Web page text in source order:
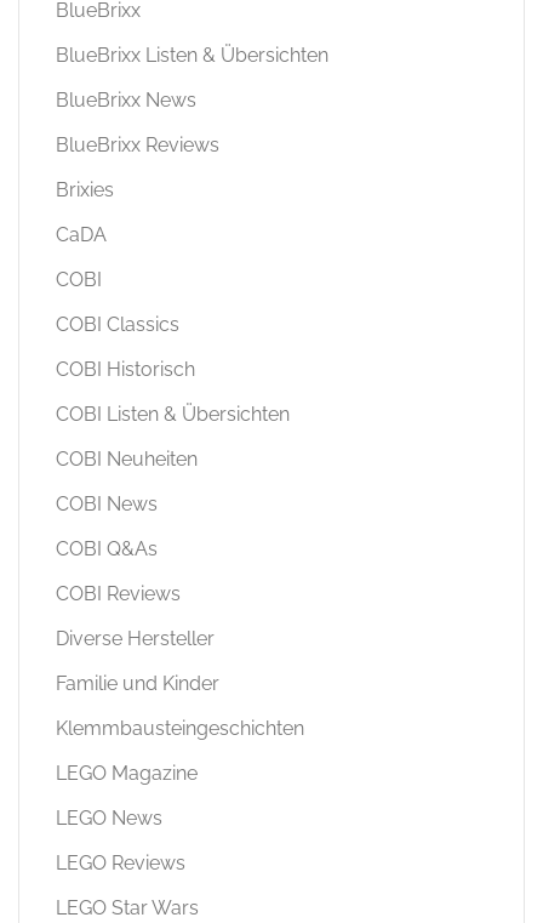
LEGO News
LEGO Reviews
LEGO Star Wars
LEGO®
Lumibricks
Lumibricks Listen & Übersichten
Lumibricks News
Lumibricks Reviews
Mattel Brick Shop
NEWS
Pantasy
Stone Heap
Veranstaltungen
Weitere Marken
Events 2026
Kataloge
Übersicht Kataloge